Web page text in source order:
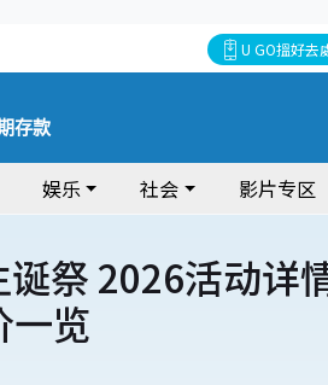
U GO搵好去
存款
娱乐 社会 影片专区
祭 2026活动详
览